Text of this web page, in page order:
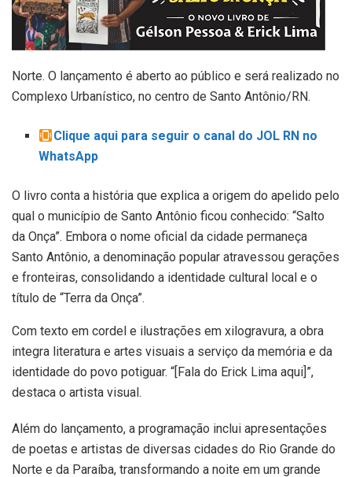
Norte. O lançamento é aberto ao público e será realizado no
Complexo Urbanístico, no centro de Santo Antônio/RN.
Clique aqui para seguir o canal do JOL RN no
WhatsApp
O livro conta a história que explica a origem do apelido pelo
qual o município de Santo Antônio ficou conhecido: “Salto
da Onça”. Embora o nome oficial da cidade permaneça
Santo Antônio, a denominação popular atravessou gerações
e fronteiras, consolidando a identidade cultural local e o
título de “Terra da Onça”.
Com texto em cordel e ilustrações em xilogravura, a obra
integra literatura e artes visuais a serviço da memória e da
identidade do povo potiguar. “[Fala do Erick Lima aqui]”,
destaca o artista visual.
Além do lançamento, a programação inclui apresentações
de poetas e artistas de diversas cidades do Rio Grande do
Norte e da Paraíba, transformando a noite em um grande